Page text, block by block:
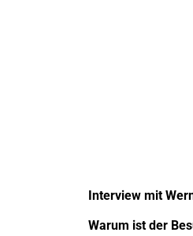
Interview mit
Warum ist der